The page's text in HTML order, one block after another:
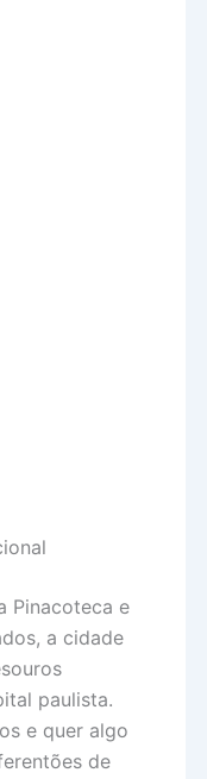
Pinacoteca e
a cidade
paulista.
e quer algo
de